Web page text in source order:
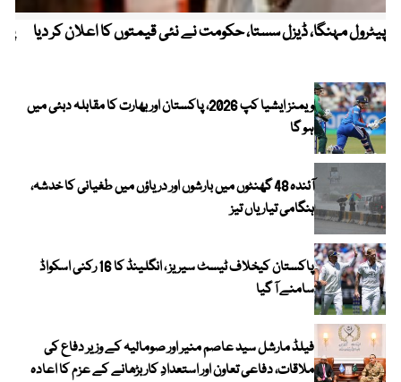
پیٹرول مہنگا، ڈیزل سستا، حکومت نے نئی قیمتوں کا اعلان کر دیا
ویمنز ایشیا کپ 2026، پاکستان اور بھارت کا مقابلہ دبئی میں
ہو گا
آئندہ 48 گھنٹوں میں بارشوں اور دریاؤں میں طغیانی کا خدشہ،
ہنگامی تیاریاں تیز
پاکستان کیخلاف ٹیسٹ سیریز ، انگلینڈ کا 16 رکنی اسکواڈ
سامنے آ گیا
فیلڈ مارشل سید عاصم منیر اور صومالیہ کے وزیر دفاع کی
ملاقات، دفاعی تعاون اور استعدادِ کار بڑھانے کے عزم کا اعادہ